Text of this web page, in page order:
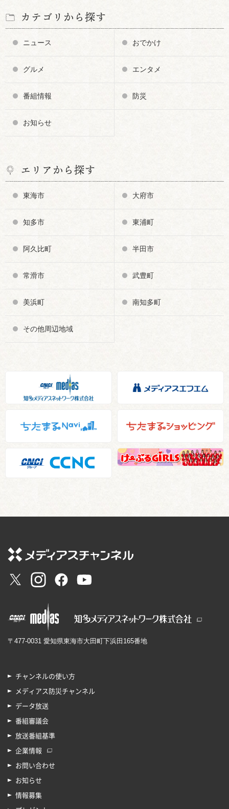
カテゴリから探す
ニュース おでかけ
グルメ エンタメ
番組情報 防災
お知らせ
エリアから探す
東海市 大府市
知多市 東浦町
阿久比町 半田市
常滑市 武豊町
美浜町 南知多町
その他周辺地域
〒477-0031 愛知県東海市大田町下浜田165番地
チャンネルの使い方
メディアス防災チャンネル
データ放送
番組審議会
放送番組基準
企業情報
お問い合わせ
お知らせ
情報募集